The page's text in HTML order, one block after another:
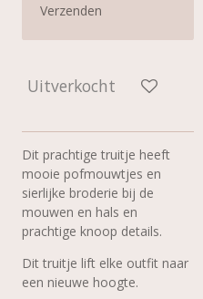
Verzenden
Uitverkocht
Dit prachtige truitje heeft
mooie pofmouwtjes en
sierlijke broderie bij de
mouwen en hals en
prachtige knoop details.
Dit truitje lift elke outfit naar
een nieuwe hoogte.